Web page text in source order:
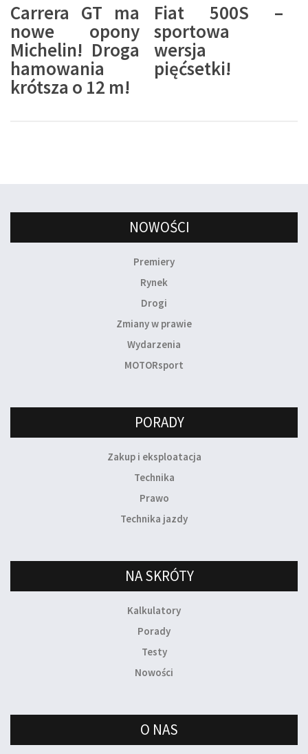
Carrera GT ma
nowe opony
Michelin! Droga
hamowania
krótsza o 12 m!
Fiat 500S –
sportowa
wersja
pięćsetki!
NOWOŚCI
Premiery
Rynek
Drogi
Zmiany w prawie
Wydarzenia
MOTORsport
PORADY
Zakup i eksploatacja
Technika
Prawo
Technika jazdy
NA SKRÓTY
Kalkulatory
Porady
Testy
Nowości
O NAS